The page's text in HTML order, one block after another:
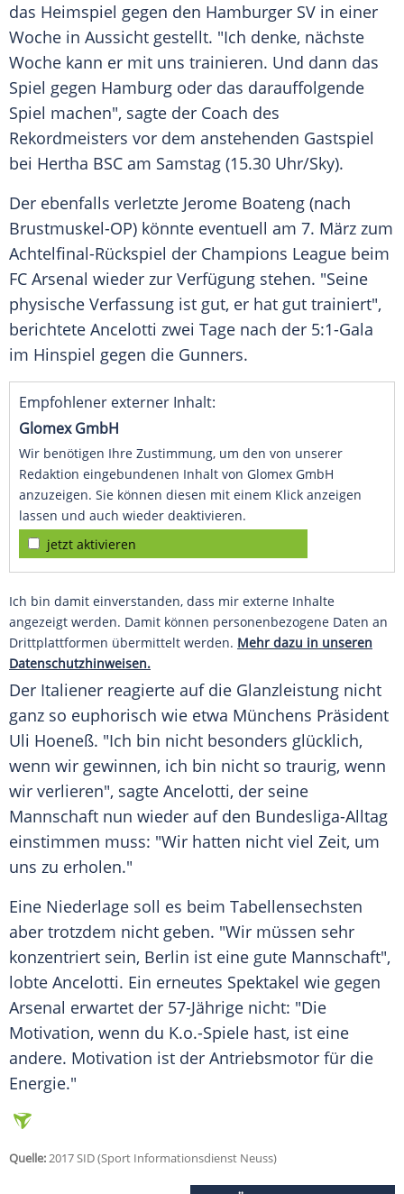
das Heimspiel gegen den Hamburger SV in einer
Woche in Aussicht gestellt. "Ich denke, nächste
Woche kann er mit uns trainieren. Und dann das
Spiel gegen Hamburg oder das darauffolgende
Spiel machen", sagte der Coach des
Rekordmeisters vor dem anstehenden Gastspiel
bei Hertha BSC am Samstag (15.30 Uhr/Sky).
Der ebenfalls verletzte Jerome Boateng (nach
Brustmuskel-OP) könnte eventuell am 7. März zum
Achtelfinal-Rückspiel der Champions League beim
FC Arsenal wieder zur Verfügung stehen. "Seine
physische Verfassung ist gut, er hat gut trainiert",
berichtete Ancelotti zwei Tage nach der 5:1-Gala
im Hinspiel gegen die Gunners.
Empfohlener externer Inhalt:
Glomex GmbH
Wir benötigen Ihre Zustimmung, um den von unserer
Redaktion eingebundenen Inhalt von Glomex GmbH
anzuzeigen. Sie können diesen mit einem Klick anzeigen
lassen und auch wieder deaktivieren.
jetzt aktivieren
Ich bin damit einverstanden, dass mir externe Inhalte
angezeigt werden. Damit können personenbezogene Daten an
Drittplattformen übermittelt werden. Mehr dazu in unseren
Datenschutzhinweisen.
Der Italiener reagierte auf die Glanzleistung nicht
ganz so euphorisch wie etwa Münchens Präsident
Uli Hoeneß. "Ich bin nicht besonders glücklich,
wenn wir gewinnen, ich bin nicht so traurig, wenn
wir verlieren", sagte Ancelotti, der seine
Mannschaft nun wieder auf den Bundesliga-Alltag
einstimmen muss: "Wir hatten nicht viel Zeit, um
uns zu erholen."
Eine Niederlage soll es beim Tabellensechsten
aber trotzdem nicht geben. "Wir müssen sehr
konzentriert sein, Berlin ist eine gute Mannschaft",
lobte Ancelotti. Ein erneutes Spektakel wie gegen
Arsenal erwartet der 57-Jährige nicht: "Die
Motivation, wenn du K.o.-Spiele hast, ist eine
andere. Motivation ist der Antriebsmotor für die
Energie."
Quelle:2017 SID (Sport Informationsdienst Neuss)